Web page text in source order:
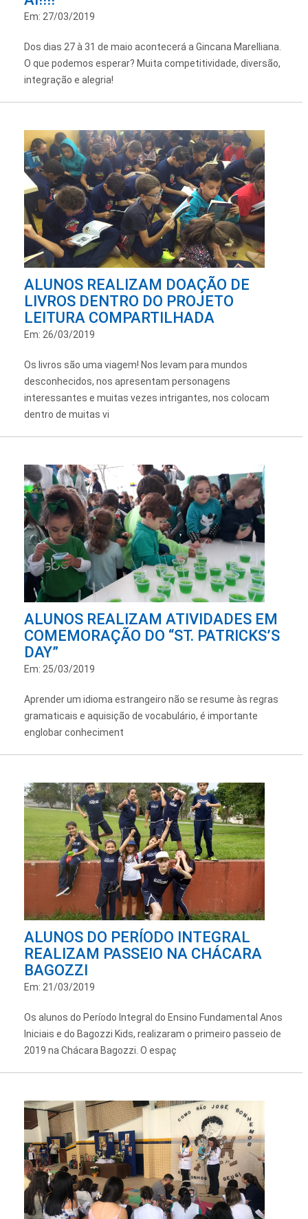
Em: 27/03/2019
Dos dias 27 à 31 de maio acontecerá a Gincana Marelliana.
O que podemos esperar? Muita competitividade, diversão,
integração e alegria!
ALUNOS REALIZAM DOAÇÃO DE
LIVROS DENTRO DO PROJETO
LEITURA COMPARTILHADA
Em: 26/03/2019
Os livros são uma viagem! Nos levam para mundos
desconhecidos, nos apresentam personagens
interessantes e muitas vezes intrigantes, nos colocam
dentro de muitas vi
ALUNOS REALIZAM ATIVIDADES EM
COMEMORAÇÃO DO “ST. PATRICKS’S
DAY”
Em: 25/03/2019
Aprender um idioma estrangeiro não se resume às regras
gramaticais e aquisição de vocabulário, é importante
englobar conheciment
ALUNOS DO PERÍODO INTEGRAL
REALIZAM PASSEIO NA CHÁCARA
BAGOZZI
Em: 21/03/2019
Os alunos do Período Integral do Ensino Fundamental Anos
Iniciais e do Bagozzi Kids, realizaram o primeiro passeio de
2019 na Chácara Bagozzi. O espaç